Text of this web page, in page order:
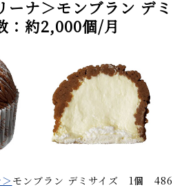
ナ＞モンブラン デミ
約2,000個/月
モンブラン デミサイズ 1個 486